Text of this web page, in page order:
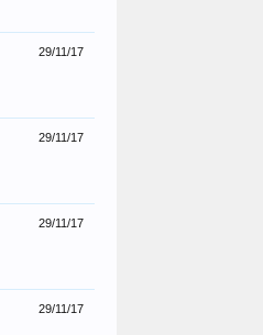
29/11/17
29/11/17
29/11/17
29/11/17